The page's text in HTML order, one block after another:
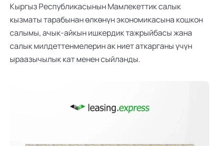
Кыргыз Республикасынын Мамлекеттик салык
кызматы тарабынан өлкөнүн экономикасына кошкон
салымы, ачык-айкын ишкердик тажрыйбасы жана
ыраазычылык кат менен сыйланды.